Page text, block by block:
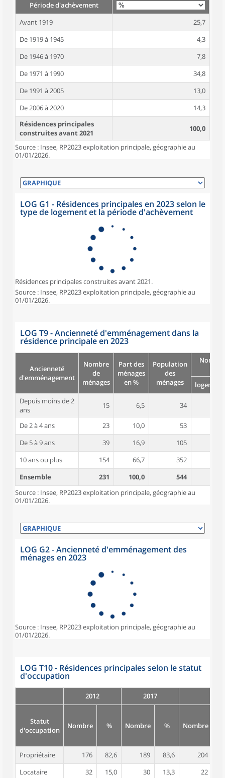
Période d'achèvement
Avant 1919
25,7
De 1919 à 1945
4,3
De 1946 à 1970
7,8
De 1971 à 1990
34,8
De 1991 à 2005
13,0
De 2006 à 2020
14,3
Résidences principales
construites avant 2021
100,0
Source : Insee, RP2023 exploitation principale, géographie au
01/01/2026.
LOG G1 - Résidences principales en 2023 selon le
type de logement et la période d'achèvement
Résidences principales construites avant 2021.
Source : Insee, RP2023 exploitation principale, géographie au
01/01/2026.
LOG T9 - Ancienneté d'emménagement dans la
résidence principale en 2023
Ancienneté
d'emménagement
Nombre
de
ménages
Part des
ménages
en %
Population
des
ménages
logement
Depuis moins de 2
ans
15 6,5 34
De 2 à 4 ans 23 10,0 53
De 5 à 9 ans
39 16,9 105
10 ans ou plus
154 66,7 352
Ensemble
231 100,0 544
Source : Insee, RP2023 exploitation principale, géographie au
01/01/2026.
LOG G2 - Ancienneté d'emménagement des
ménages en 2023
Source : Insee, RP2023 exploitation principale, géographie au
01/01/2026.
LOG T10 - Résidences principales selon le statut
d'occupation
2012 2017
Statut
d'occupation
Nombre % Nombre % Nombre
Propriétaire 176 82,6 189 83,6 204
Locataire
32 15,0 30 13,3 22